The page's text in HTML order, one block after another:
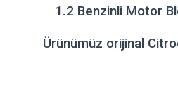
1.2 Benzinli Motor
Ürünümüz orijinal